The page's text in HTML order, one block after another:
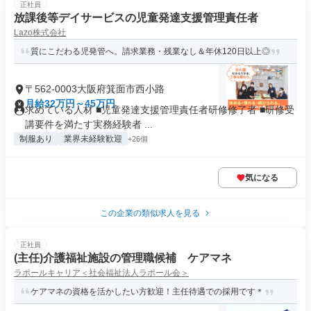
正社員
放課後等デイサービスの児童発達支援管理責任者
Lazo株式会社
質にこだわる児発管へ。請求業務・残業なし＆年休120日以上◎
〒562-0003大阪府箕面市西小路
月給32万円～45万円
求めている人材 ■児童発達支援管理責任者研修修了者 ■研修受
講要件を満たす実務経験者 ...
制服あり 業界未経験歓迎 +26個
気になる
この企業の類似求人を見る
正社員
(主任)介護福祉施設の管理職候補 ケアマネ
ラポールキャリア＜社会福祉法人ラポール会＞
ケアマネの資格を活かしたい方歓迎！主任待遇での採用です＊